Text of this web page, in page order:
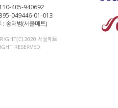
405-940692
049446-01-013
: 송태범(서울매트)
서울매트
RESERVED.